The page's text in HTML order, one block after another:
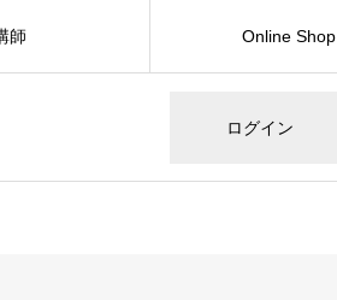
ログイン
師 Online Shop